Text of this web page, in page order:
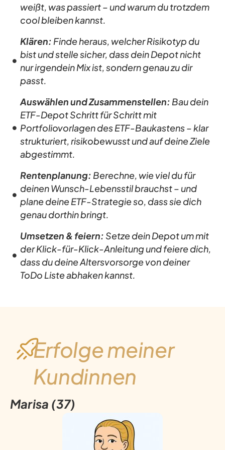
weißt, was passiert – und warum du trotzdem
cool bleiben kannst.
Klären: Finde heraus, welcher Risikotyp du
bist und stelle sicher, dass dein Depot nicht
nur irgendein Mix ist, sondern genau zu dir
passt.
Auswählen und Zusammenstellen: Bau dein
ETF-Depot Schritt für Schritt mit
Portfoliovorlagen des ETF-Baukastens – klar
strukturiert, risikobewusst und auf deine Ziele
abgestimmt.
Rentenplanung: Berechne, wie viel du für
deinen Wunsch-Lebensstil brauchst – und
plane deine ETF-Strategie so, dass sie dich
genau dorthin bringt.
Umsetzen & feiern:Setze dein Depot um mit
der Klick-für-Klick-Anleitung und feiere dich,
dass du deine Altersvorsorge von deiner
ToDo Liste abhaken kannst.
Erfolge meiner
Kundinnen
Marisa (37)